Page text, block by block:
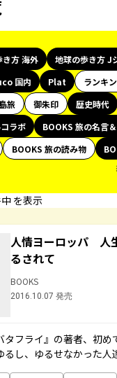
き方 海外
地球の歩き方 J
国内 Plat
ランキ
島旅 御朱印 歴史時代
ラボ
BOOKS 旅の名言
BOOKS 旅の読み物
を表示
人情ヨーロッパ 人
るされて
BOOKS
2016.10.07 発売
タフライ』の著者、初
し、ゆるせなかった人